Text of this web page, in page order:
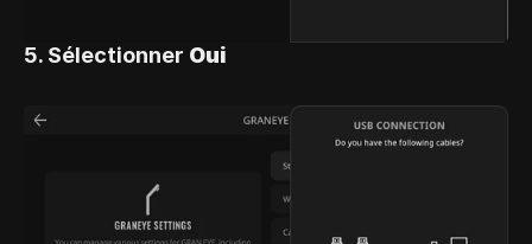
5. Sélectionner Oui